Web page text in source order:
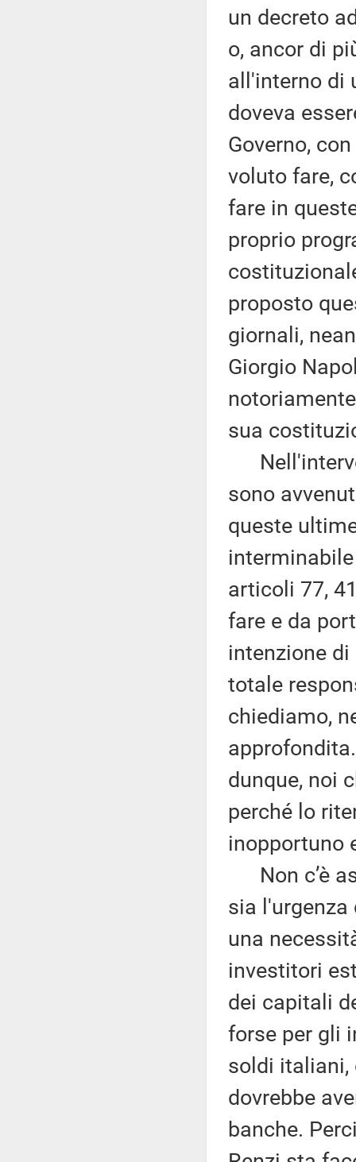
un decreto
o, ancor di
all'interno di
doveva
Governo,
voluto fare,
fare in
proprio
proposto
giornali,
Giorgio
sua
sono
queste
articoli 77,
fare e da
intenzione
totale
chiediamo,
dunque, noi
perché lo
inopportuno
Non c’è
sia l'urgenza
una
investitori
dei capitali
forse per gli
soldi italiani,
dovrebbe
banche.